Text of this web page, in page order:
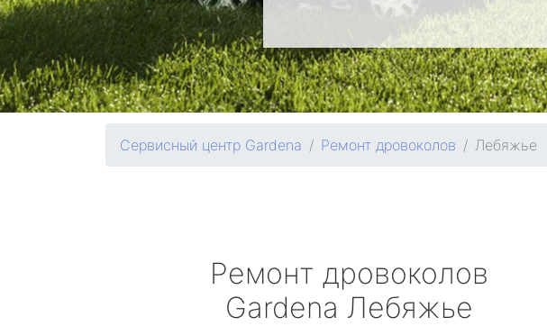
Сервисный центр Gardena Ремонт дровоколов Лебяжье
Ремонт дровоколов
Gardena Лебяжье